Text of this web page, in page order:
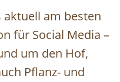
am besten
für Social Media –
um den Hof,
Pflanz- und